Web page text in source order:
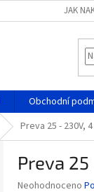
JAK
Obchodní
Preva 25 - 230V,
Preva
Průměrné
Neohodnoceno